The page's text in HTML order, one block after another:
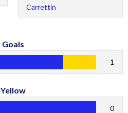
Carrettin
Goals
1
Yellow
0